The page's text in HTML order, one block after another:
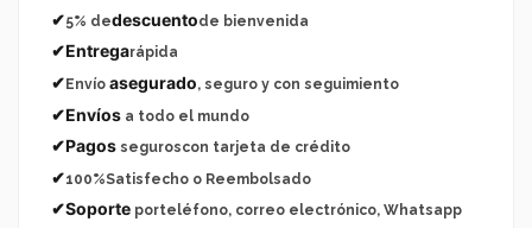
✔5% dedescuentode bienvenida
✔Entregarápida
✔ Envío asegurado, seguro y con seguimiento
✔Envíos a todo el mundo
✔Pagos seguroscon tarjeta de crédito
✔100%Satisfecho o Reembolsado
✔Soporte porteléfono, correo electrónico, Whatsapp